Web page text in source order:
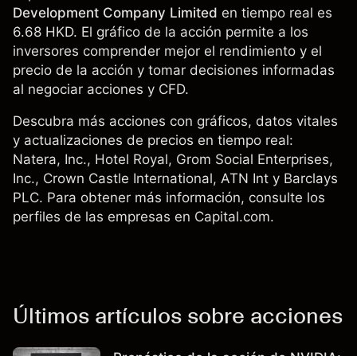
Development Company Limited en tiempo real es
6.68 HKD. El gráfico de la acción permite a los
inversores comprender mejor el rendimiento y el
precio de la acción y tomar decisiones informadas
al negociar acciones y CFD.
Descubra más acciones con gráficos, datos vitales
y actualizaciones de precios en tiempo real:
Natera, Inc., Hotel Royal, Grom Social Enterprises,
Inc., Crown Castle International, ATN Int y Barclays
PLC. Para obtener más información, consulte los
perfiles de las empresas en Capital.com.
Últimos artículos sobre acciones